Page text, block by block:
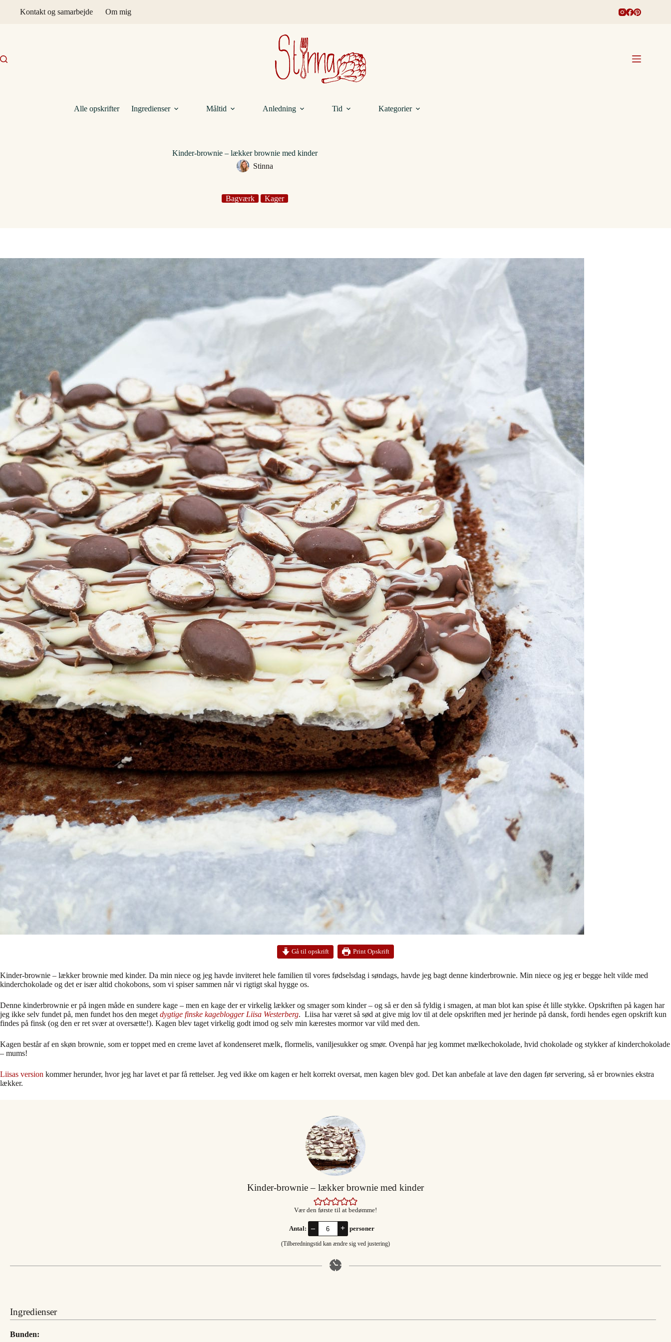
Kontakt og samarbejde Om mig
Alle opskrifter Ingredienser Måltid Anledning Tid Kategorier
Kinder-brownie – lækker brownie med kinder
Stinna
Bagværk Kager
Gå til opskrift Print Opskrift
Kinder-brownie – lækker brownie med kinder. Da min niece og jeg havde inviteret hele familien til vores fødselsdag i søndags, havde jeg bagt denne kinderbrownie. Min niece og jeg er begge helt vilde med
kinderchokolade og det er især altid chokobons, som vi spiser sammen når vi rigtigt skal hygge os.
Denne kinderbrownie er på ingen måde en sundere kage – men en kage der er virkelig lækker og smager som kinder – og så er den så fyldig i smagen, at man blot kan spise ét lille stykke. Opskriften på kagen har
jeg ikke selv fundet på, men fundet hos den megetdygtige finske kageblogger Liisa Westerberg. Liisa har været så sød at give mig lov til at dele opskriften med jer herinde på dansk, fordi hendes egen opskrift kun
findes på finsk (og den er ret svær at oversætte!). Kagen blev taget virkelig godt imod og selv min kærestes mormor var vild med den.
Kagen består af en skøn brownie, som er toppet med en creme lavet af kondenseret mælk, flormelis, vaniljesukker og smør. Ovenpå har jeg kommet mælkechokolade, hvid chokolade og stykker af kinderchokolade
– mums!
Liisas version kommer herunder, hvor jeg har lavet et par få rettelser. Jeg ved ikke om kagen er helt korrekt oversat, men kagen blev god. Det kan anbefale at lave den dagen før servering, så er brownies ekstra
lækker.
Kinder-brownie – lækker brownie med kinder
Vær den første til at bedømme!
Antal: – + personer
(Tilberedningstid kan ændre sig ved justering)
Ingredienser
Bunden: